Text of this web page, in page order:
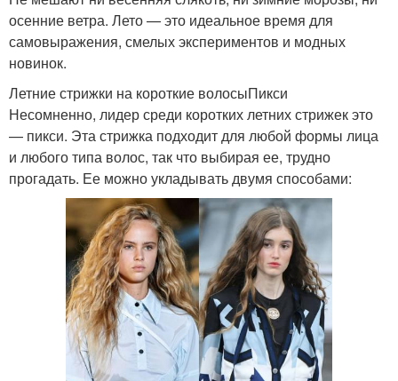
осенние ветра. Лето — это идеальное время для
самовыражения, смелых экспериментов и модных
новинок.
Летние стрижки на короткие волосыПикси
Несомненно, лидер среди коротких летних стрижек это
— пикси. Эта стрижка подходит для любой формы лица
и любого типа волос, так что выбирая ее, трудно
прогадать. Ее можно укладывать двумя способами: